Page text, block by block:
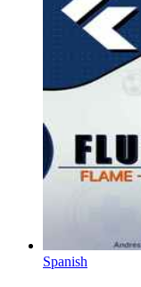
Spanish